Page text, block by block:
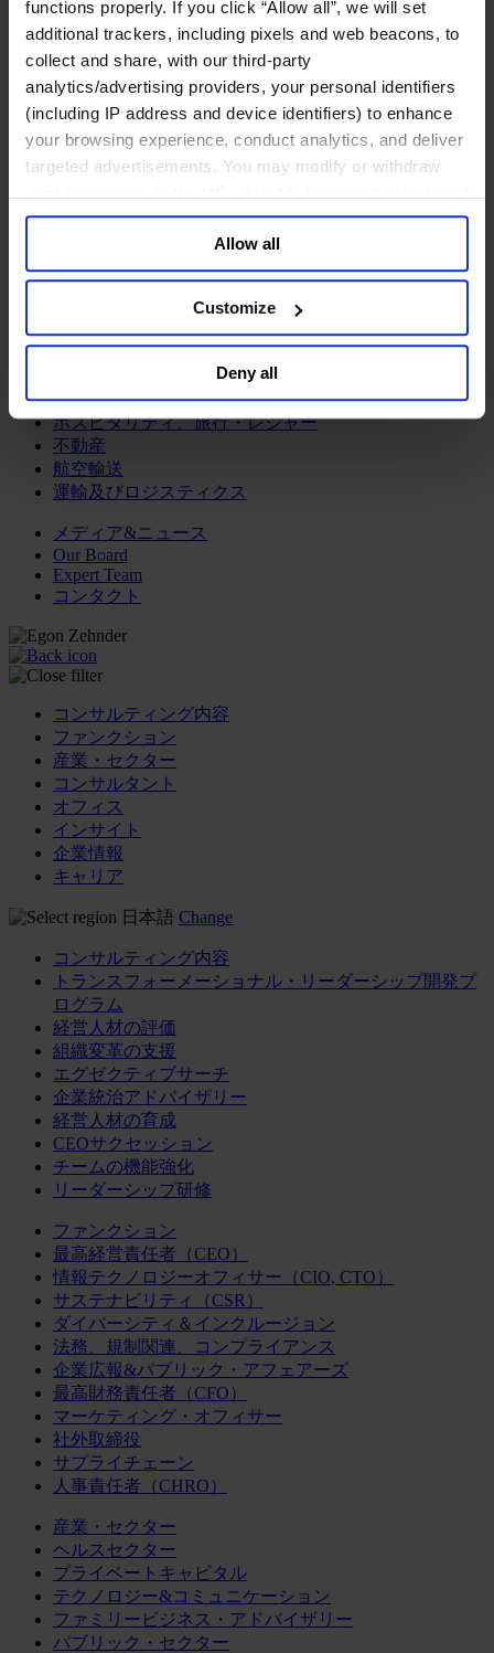
functions properly. If you click “Allow all”, we will set
additional trackers, including pixels and web beacons, to
collect and share, with our third-party
analytics/advertising providers, your personal identifiers
(including IP address and device identifiers) to enhance
your browsing experience, conduct analytics, and deliver
targeted advertisements. You may modify or withdraw
your data for targeted advertising, by clicking “Do Not
Sell or Share My Personal Information” in the footer of
the website. You must opt-out of each device and each
browser. For additional information and retention terms
general collection and use of personal information see
Allow all
Customize
Deny all
鉱業・金属
金融サービス
アセットマネジメント
インフラ事業
ウェルスマネジメント
デジタル資産、暗号資産、Web3
プライベート・エクイティ
リスクマネジメント
保険
投資銀行及びマーケット
政府系投資ファンド
サービス
プロフェッショナルサービス
ホスピタリティ、旅行・レジャー
不動産
航空輸送
運輸及びロジスティクス
メディア&ニュース
Our Board
Expert Team
コンタクト
コンサルティング内容
ファンクション
産業・セクター
コンサルタント
オフィス
インサイト
企業情報
キャリア
日本語 Change
コンサルティング内容
トランスフォーメーショナル・リーダーシップ開発プ
ログラム
経営人材の評価
組織変革の支援
エグゼクティブサーチ
企業統治アドバイザリー
経営人材の育成
CEOサクセッション
チームの機能強化
リーダーシップ研修
ファンクション
最高経営責任者（CEO）
情報テクノロジーオフィサー（CIO, CTO）
サステナビリティ（CSR）
ダイバーシティ＆インクルージョン
法務、規制関連、コンプライアンス
企業広報&パブリック・アフェアーズ
最高財務責任者（CFO）
マーケティング・オフィサー
社外取締役
サプライチェーン
人事責任者（CHRO）
産業・セクター
ヘルスセクター
プライベートキャピタル
テクノロジー&コミュニケーション
ファミリービジネス・アドバイザリー
パブリック・セクター